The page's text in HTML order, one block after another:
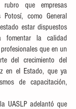
que empresas
como General
estar dispuestos
fomentar la calidad
que en un
del crecimiento del
en el Estado, que ya
de capacitación,
UASLP adelantó que